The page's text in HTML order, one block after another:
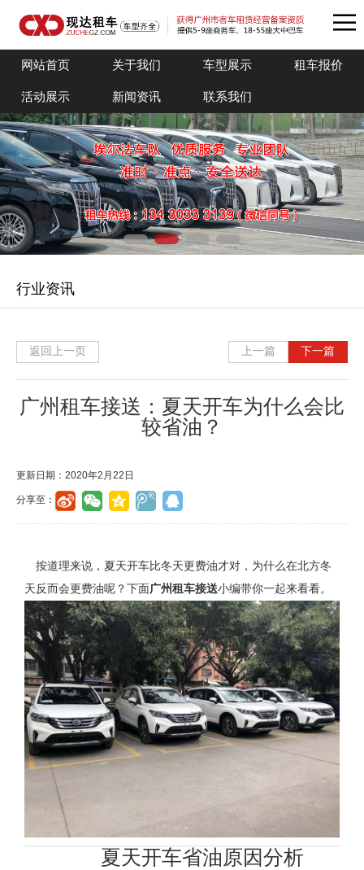
网站首页 关于我们 车型展示 租车报价
活动展示 新闻资讯 联系我们
行业资讯
返回上一页 下一篇
上一篇
广州租车接送：夏天开车为什么会比
较省油？
更新日期：2020年2月22日
分享至：
按道理来说，夏天开车比冬天更费油才对，为什么在北方冬
天反而会更费油呢？下面广州租车接送小编带你一起来看看。
夏天开车省油原因分析